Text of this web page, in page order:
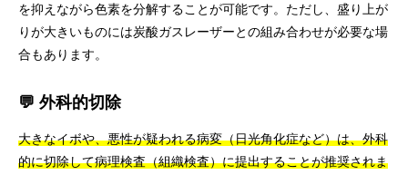
を抑えながら色素を分解することが可能です。ただし、盛り上が
りが大きいものには炭酸ガスレーザーとの組み合わせが必要な場
合もあります。
💬 外科的切除
大きなイボや、悪性が疑われる病変（日光角化症など）は、外科
的に切除して病理検査（組織検査）に提出することが推奨されま